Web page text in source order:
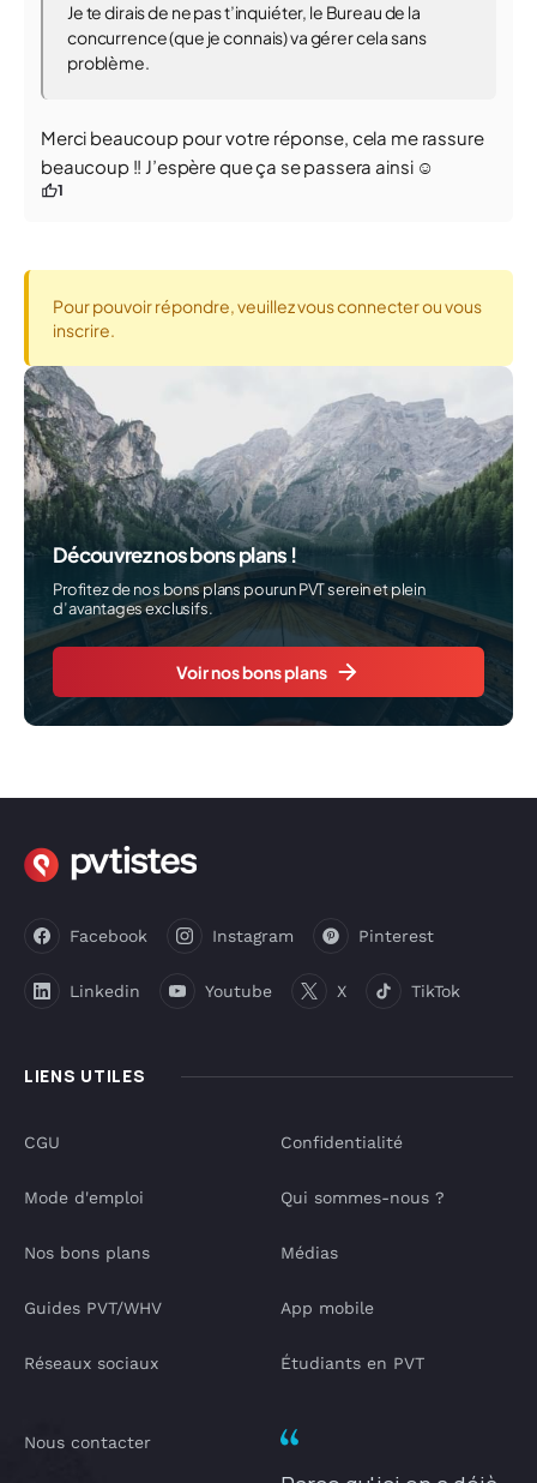
Je te dirais de ne pas t’inquiéter, le Bureau de la
concurrence (que je connais) va gérer cela sans
problème.
Merci beaucoup pour votre réponse, cela me rassure
beaucoup !! J’espère que ça se passera ainsi ☺️
1
Pour pouvoir répondre, veuillez vous connecter ou vous
inscrire.
Découvrez nos bons plans !
Profitez de nos bons plans pour un PVT serein et plein
d’avantages exclusifs.
Voir nos bons plans
LIENS UTILES
Facebook Instagram Pinterest
Linkedin Youtube X TikTok
CGU
Mode d'emploi
Nos bons plans
Guides PVT/WHV
Réseaux sociaux
Confidentialité
Qui sommes-nous ?
Médias
App mobile
Étudiants en PVT
Nous contacter